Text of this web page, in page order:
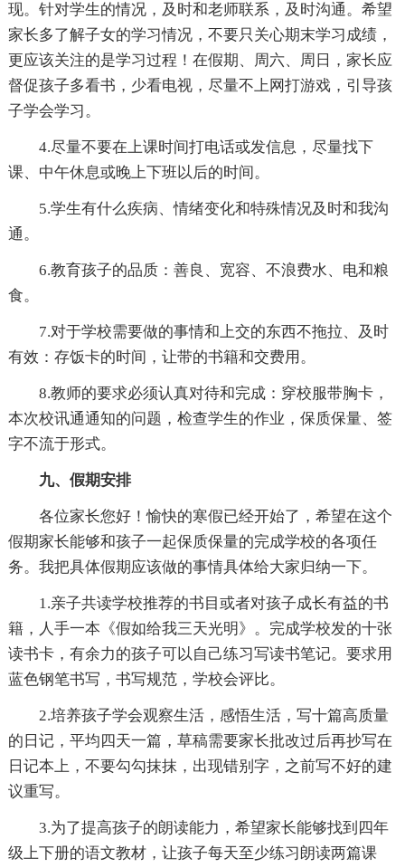
现。针对学生的情况，及时和老师联系，及时沟通。希望
家长多了解子女的学习情况，不要只关心期末学习成绩，
更应该关注的是学习过程！在假期、周六、周日，家长应
督促孩子多看书，少看电视，尽量不上网打游戏，引导孩
子学会学习。
4.尽量不要在上课时间打电话或发信息，尽量找下
课、中午休息或晚上下班以后的时间。
5.学生有什么疾病、情绪变化和特殊情况及时和我沟
通。
6.教育孩子的品质：善良、宽容、不浪费水、电和粮
食。
7.对于学校需要做的事情和上交的东西不拖拉、及时
有效：存饭卡的时间，让带的书籍和交费用。
8.教师的要求必须认真对待和完成：穿校服带胸卡，
本次校讯通通知的问题，检查学生的作业，保质保量、签
字不流于形式。
九、假期安排
各位家长您好！愉快的寒假已经开始了，希望在这个
假期家长能够和孩子一起保质保量的完成学校的各项任
务。我把具体假期应该做的事情具体给大家归纳一下。
1.亲子共读学校推荐的书目或者对孩子成长有益的书
籍，人手一本《假如给我三天光明》。完成学校发的十张
读书卡，有余力的孩子可以自己练习写读书笔记。要求用
蓝色钢笔书写，书写规范，学校会评比。
2.培养孩子学会观察生活，感悟生活，写十篇高质量
的日记，平均四天一篇，草稿需要家长批改过后再抄写在
日记本上，不要勾勾抹抹，出现错别字，之前写不好的建
议重写。
3.为了提高孩子的朗读能力，希望家长能够找到四年
级上下册的语文教材，让孩子每天至少练习朗读两篇课